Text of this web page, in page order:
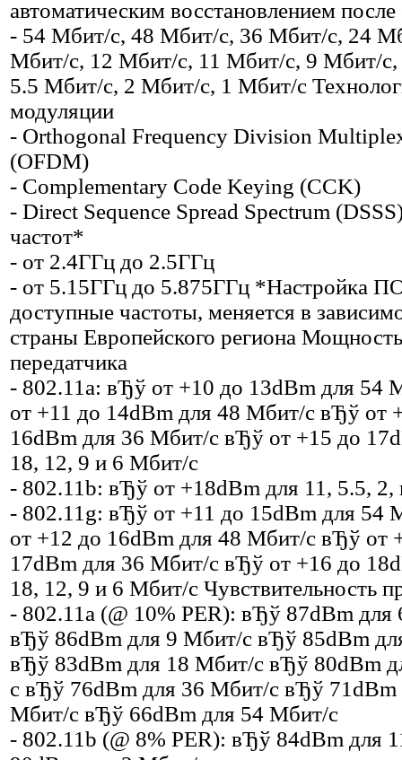
автоматическим восстановлением после
- 54 Мбит/с, 48 Мбит/с, 36 Мбит/с, 24
Мбит/с, 12 Мбит/с, 11 Мбит/с, 9 Мбит/
5.5 Мбит/с, 2 Мбит/с, 1 Мбит/с
модуляции
- Orthogonal Frequency Division
(OFDM)
- Complementary Code Keying (CCK)
- Direct Sequence Spread Spectrum
частот*
- от 2.4ГГц до 2.5ГГц
- от 5.15ГГц до 5.875ГГц *Настройка
доступные частоты, меняется в
страны Европейского региона Мощность
передатчика
- 802.11a: вЂў от +10 до 13dBm для 54
от +11 до 14dBm для 48 Мбит/с вЂў от
16dBm для 36 Мбит/с вЂў от +15 до
18, 12, 9 и 6 Мбит/с
- 802.11b: вЂў от +18dBm для 11, 5.5,
- 802.11g: вЂў от +11 до 15dBm для 54
от +12 до 16dBm для 48 Мбит/с вЂў от
17dBm для 36 Мбит/с вЂў от +16 до
18, 12, 9 и 6 Мбит/с Чувствительность
- 802.11a (@ 10% PER): вЂў 87dBm
вЂў 86dBm для 9 Мбит/с вЂў 85dBm
вЂў 83dBm для 18 Мбит/с вЂў 80dBm
с вЂў 76dBm для 36 Мбит/с вЂў 71dBm
Мбит/с вЂў 66dBm для 54 Мбит/с
- 802.11b (@ 8% PER): вЂў 84dBm для